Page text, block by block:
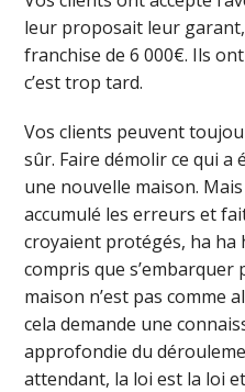
leur proposait leur
franchise de 6 000€. Ils
c’est trop tard.
Vos clients peuvent
sûr. Faire démolir ce qui
une nouvelle maison.
accumulé les erreurs et
croyaient protégés, ha ha
compris que
maison n’est pas comme
cela demande une
approfondie du
attendant, la loi est la loi